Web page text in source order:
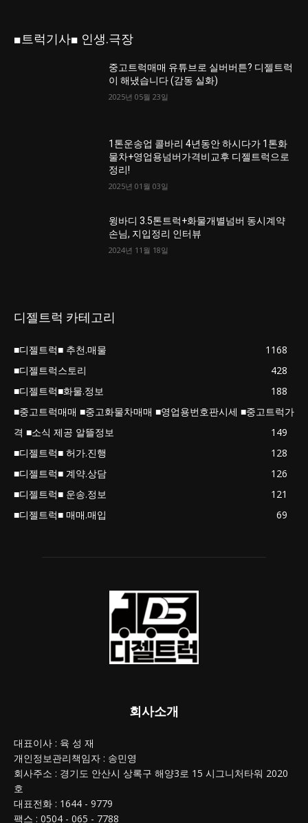
■트럭기사■ 인생.극장
중고트럭매매 유튜브로 실버버튼? 디젤트럭
이 해냈습니다 (감동 실화)
2025년 05월 23일
1톤운송업 콜바리 4년동안 하시다가 1톤화
물차+영업용넘버가격비교후 디젤트럭으로
정리!
2025년 01월 03일
윙바디 3.5톤트럭+화물개별넘버 동시계약
손님, 지입정리 인터뷰
2024년 11월 18일
디젤트럭 카테고리
■디젤트럭■ 추천.매물
1168
■디젤트럭스토리
428
■디젤트럭■화물.정보
188
■중고트럭매매 ■중고화물차매매 ■영업용번호판시세 ■중고트럭가
격 ■소식 제공 알뜰정보
149
■디젤트럭■ 허가.진행
128
■디젤트럭■ 계약.상담
126
■디젤트럭■ 운송.정보
121
■디젤트럭■ 매매.매입
69
회사소개
대표이사 : 육 성 재
개인정보관리책임자 : 송민영
회사주소 : 경기도 안산시 상록구 해양3로 15 시그니처타워 2020
호
대표전화 : 1644 - 9779
팩스 : 0504 - 065 - 7788